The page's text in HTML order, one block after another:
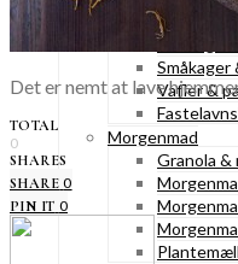
Småkager
Vafler &
Morgenmad
Granola &
Det er nemt at lave
TOTAL
0
SHARES
SHARE 0
PIN IT 0